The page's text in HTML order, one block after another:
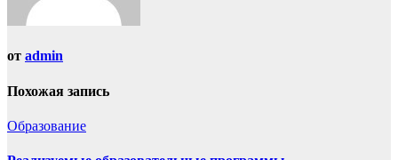
от admin
Похожая запись
Образование